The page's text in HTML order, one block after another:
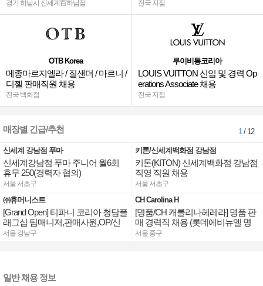
경기 하남시 신세계百하남점
OTB Korea
메종마르지엘라 / 질샌더 / 마르니 /
디젤 판매직원 채용
전국 백화점
전국 지점
루이비통코리아
LOUIS VUITTON 신입 및 경력 Op
erations Associate 채용
전국 지점
매장별 긴급/추천 1/ 12
신세계 강남점 푸마
신세계강남점 푸마 주니어 월6회
휴무 250(경력자 협의)
서울 서초구
㈜휴머니스트
[Grand Open] 티파니 코리아 청담플
래그십 팀매니저,판매사원,OP/신
세계대전 판매사원 채용
서울 강남구
키톤/신세계백화점 강남점
키톤(KITON) 신세계백화점 강남점
직영 직원 채용
서울 서초구
CH Carolina H
[명품/CH 캐롤리나헤레라] 명품 판
매 경력직 채용 (롯데에비뉴엘 명
동/잠실/부산)
서울 중구
일반 채용 정보